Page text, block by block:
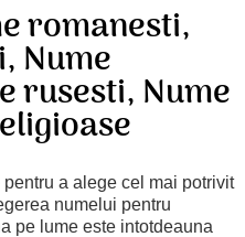
romanesti,
Nume
rusesti, Nume
pentru a alege cel mai potrivit
numelui pentru
pe lume este intotdeauna